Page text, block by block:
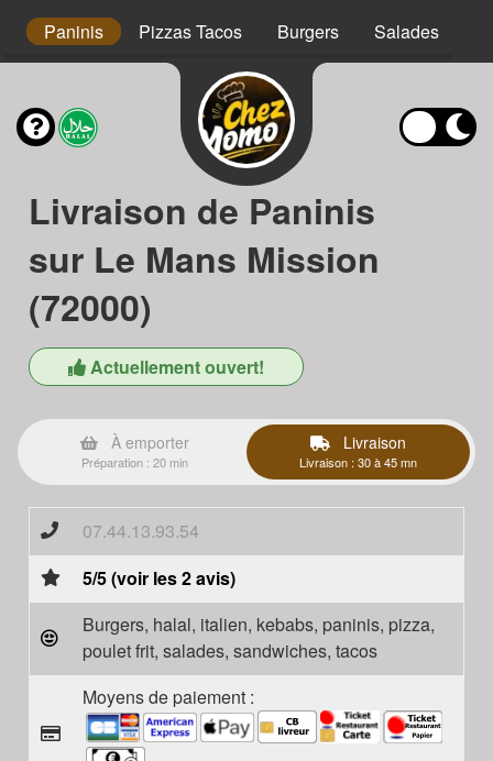
Paninis Pizzas Tacos Burgers Salades
Livraison de Paninis
sur Le Mans Mission
(72000)
Actuellement ouvert!
À emporter
Préparation : 20 min
Livraison
Livraison : 30 à 45 mn
07.44.13.93.54
5/5 (voir les 2 avis)
Burgers, halal, italien, kebabs, paninis, pizza,
poulet frit, salades, sandwiches, tacos
Moyens de paiement :